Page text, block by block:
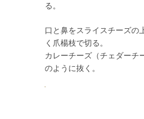
る。
口と鼻をスライスチーズの
く爪楊枝で切る。
カレーチーズ（チェダーチ
のように抜く。